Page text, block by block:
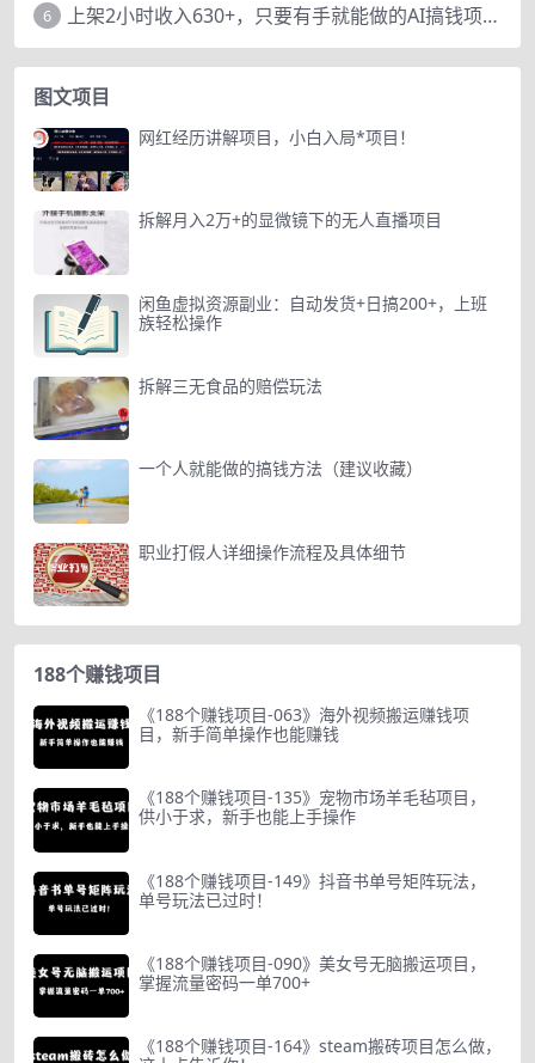
6 上架2小时收入630+，只要有手就能做的AI搞钱项目，奶奶看完都能学会!
图文项目
网红经历讲解项目，小白入局*项目！
拆解月入2万+的显微镜下的无人直播项目
闲鱼虚拟资源副业：自动发货+日搞200+，上班
族轻松操作
拆解三无食品的赔偿玩法
一个人就能做的搞钱方法（建议收藏）
职业打假人详细操作流程及具体细节
188个赚钱项目
《188个赚钱项目-063》海外视频搬运赚钱项
目，新手简单操作也能赚钱
《188个赚钱项目-135》宠物市场羊毛毡项目，
供小于求，新手也能上手操作
《188个赚钱项目-149》抖音书单号矩阵玩法，
单号玩法已过时！
《188个赚钱项目-090》美女号无脑搬运项目，
掌握流量密码一单700+
《188个赚钱项目-164》steam搬砖项目怎么做，